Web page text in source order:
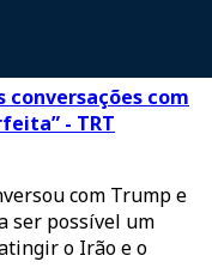
conversações com
- TRT
com Trump e
ser possível um
o Irão e o